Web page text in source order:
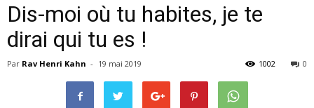
Dis-moi où tu habites, je te
dirai qui tu es !
Par Rav Henri Kahn - 19 mai 2019 0
1002